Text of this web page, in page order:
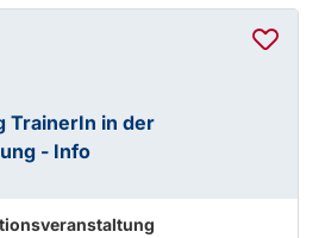
TrainerIn in der
- Info